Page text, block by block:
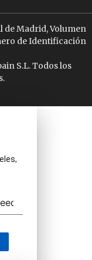
de Madrid, Volumen
de Identificación
S.L. Todos los